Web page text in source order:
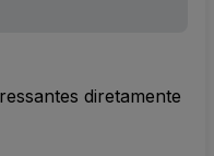
diretamente